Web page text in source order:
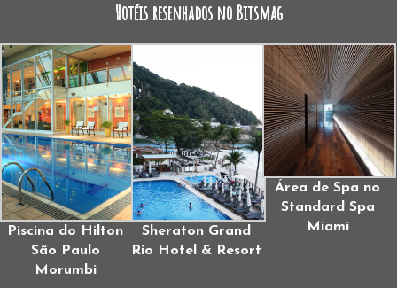
Hotéis resenhados no Bitsmag
Piscina do Hilton
São Paulo
Morumbi
Sheraton Grand
Rio Hotel & Resort
Área de Spa no
Standard Spa
Miami